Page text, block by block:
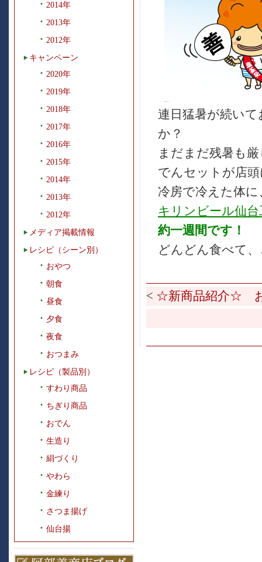
2014年
2013年
2012年
キャンペーン
2020年
2019年
2018年
2017年
2016年
2015年
2014年
2013年
2012年
メディア掲載情報
レシピ（シーン別）
おやつ
朝食
昼食
夕食
夜食
おつまみ
レシピ（製品別）
すわり商品
ちぎり商品
おでん
生造り
絹づくり
やわら
金練り
さつま揚げ
仙台揚
連日猛暑が続い
か？
まだまだ残暑も
でんセットが店
冷房で冷えた体
キリンビール仙
約一週間です！
どんどん食べて
< ☆新商品紹介☆